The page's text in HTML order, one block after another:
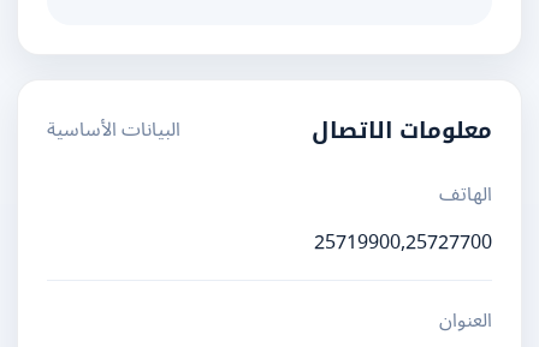
معلومات الاتصال
البيانات الأساسية
الهاتف
25719900,25727700
العنوان